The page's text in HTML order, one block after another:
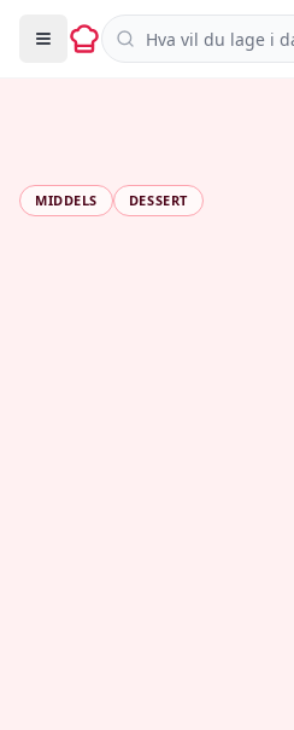
Søk i oppskrifter
MIDDELS DESSERT